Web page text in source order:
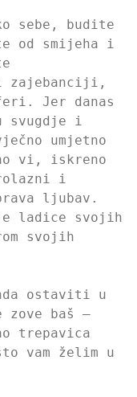
sebe, budite
od smijeha i
zajebanciji,
Jer danas
svugdje i
umjetno
vi, iskreno
i
ljubav.
ladice svojih
svojih
ostaviti u
baš –
trepavica
vam želim u